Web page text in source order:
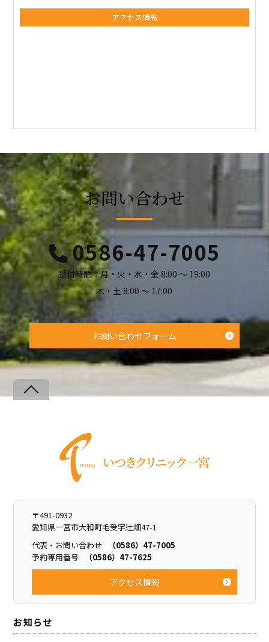
アクセス情報
お問い合わせ
0586-47-7005
受付時間：月・火・水・金 8:00 ～ 19:00
木・土 8:00 ～ 17:00
お問い合わせフォーム
Back
〒491-0932
愛知県一宮市大和町毛受字辻畑47-1
代表・お問い合わせ
（0586）47-7005
予約専用番号
（0586）47-7625
アクセス情報
お知らせ